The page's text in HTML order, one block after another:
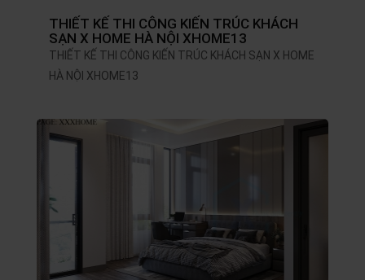
THIẾT KẾ THI CÔNG KIẾN TRÚC KHÁCH
SẠN X HOME HÀ NỘI XHOME13
THIẾT KẾ THI CÔNG KIẾN TRÚC KHÁCH SẠN X HOME
HÀ NỘI XHOME13